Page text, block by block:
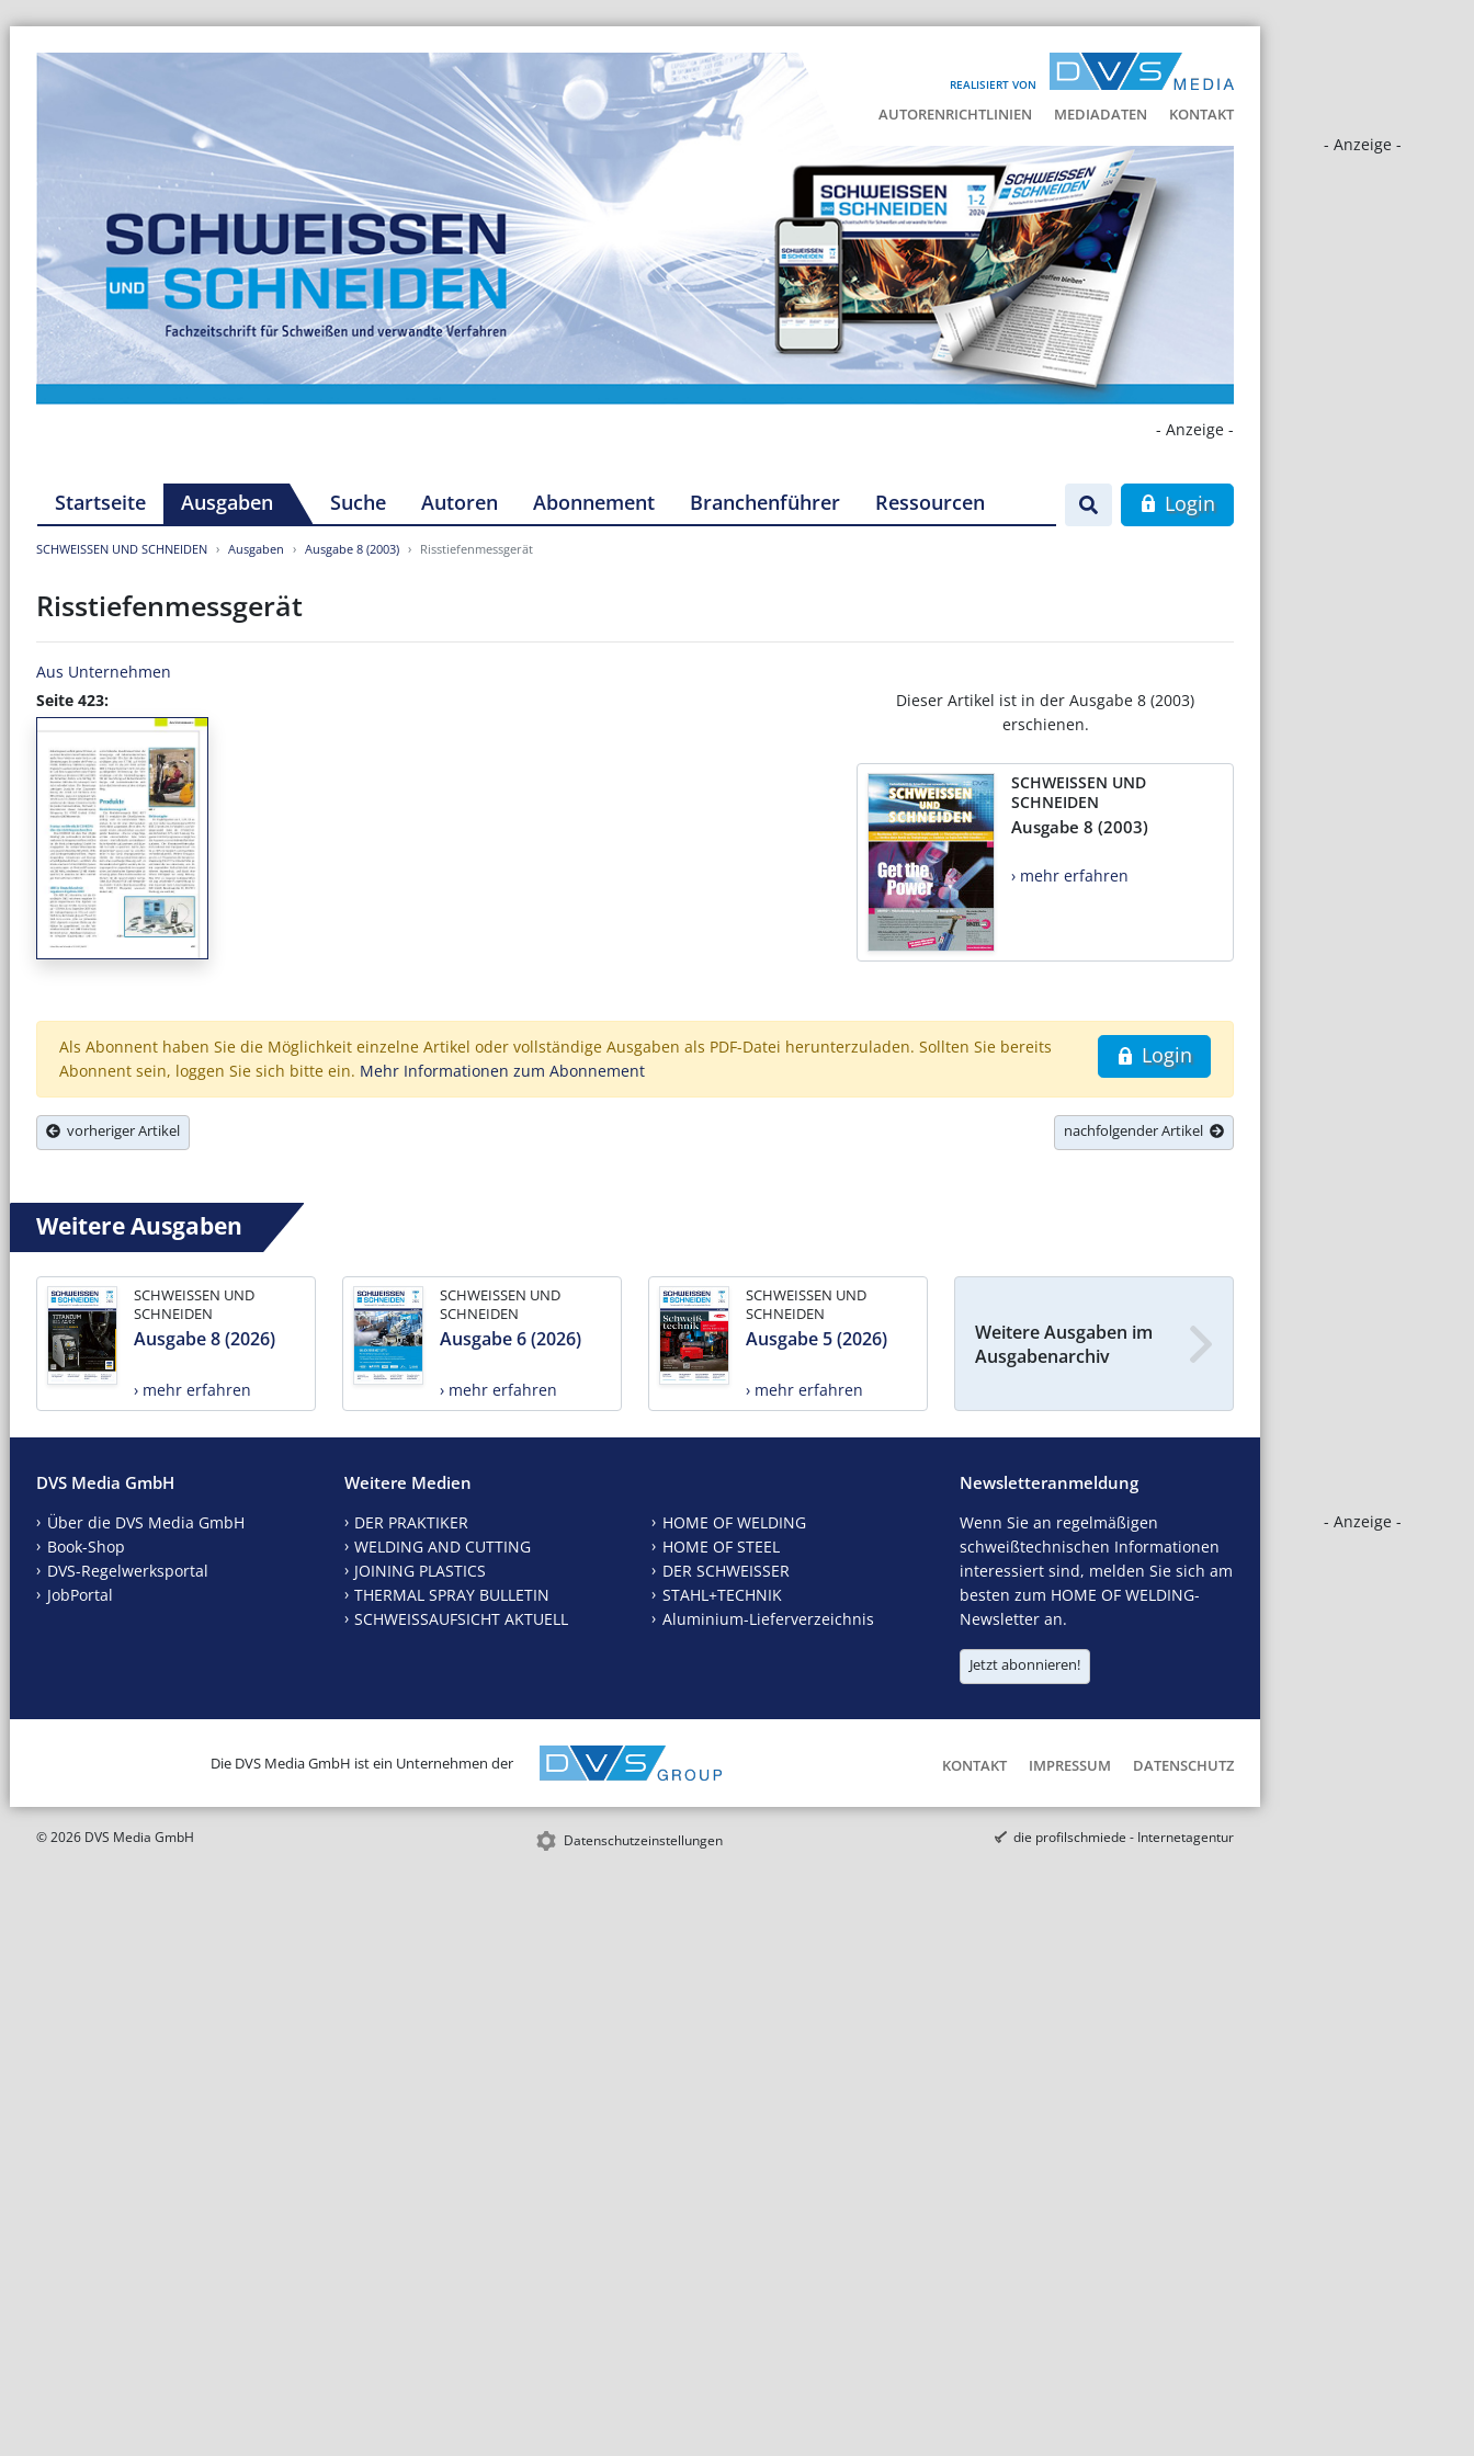
REALISIERT VON
AUTORENRICHTLINIEN MEDIADATEN KONTAKT
- Anzeige -
- Anzeige -
- Anzeige -
Startseite Ausgaben Suche Autoren Abonnement Branchenführer Ressourcen Login
SCHWEISSEN UND SCHNEIDEN Ausgaben Ausgabe 8 (2003) Risstiefenmessgerät
Risstiefenmessgerät
Aus Unternehmen
Seite 423:
Dieser Artikel ist in der Ausgabe 8 (2003)
erschienen.
SCHWEISSEN UND
SCHNEIDEN
Ausgabe 8 (2003)
› mehr erfahren
Login
Als Abonnent haben Sie die Möglichkeit einzelne Artikel oder vollständige Ausgaben als PDF-Datei herunterzuladen. Sollten Sie bereits
Abonnent sein, loggen Sie sich bitte ein. Mehr Informationen zum Abonnement
vorheriger Artikel nachfolgender Artikel
Weitere Ausgaben
SCHWEISSEN UND
SCHNEIDEN
Ausgabe 8 (2026)
› mehr erfahren
SCHWEISSEN UND
SCHNEIDEN
Ausgabe 6 (2026)
› mehr erfahren
SCHWEISSEN UND
SCHNEIDEN
Ausgabe 5 (2026)
› mehr erfahren
Weitere Ausgaben im
Ausgabenarchiv
DVS Media GmbH
Über die DVS Media GmbH
Book-Shop
DVS-Regelwerksportal
JobPortal
Weitere Medien
DER PRAKTIKER
WELDING AND CUTTING
JOINING PLASTICS
THERMAL SPRAY BULLETIN
SCHWEISSAUFSICHT AKTUELL
HOME OF WELDING
HOME OF STEEL
DER SCHWEISSER
STAHL+TECHNIK
Aluminium-Lieferverzeichnis
Newsletteranmeldung
Wenn Sie an regelmäßigen
schweißtechnischen Informationen
interessiert sind, melden Sie sich am
besten zum HOME OF WELDING-
Newsletter an.
Jetzt abonnieren!
Die DVS Media GmbH ist ein Unternehmen der KONTAKT IMPRESSUM DATENSCHUTZ
© 2026 DVS Media GmbH Datenschutzeinstellungen die profilschmiede - Internetagentur